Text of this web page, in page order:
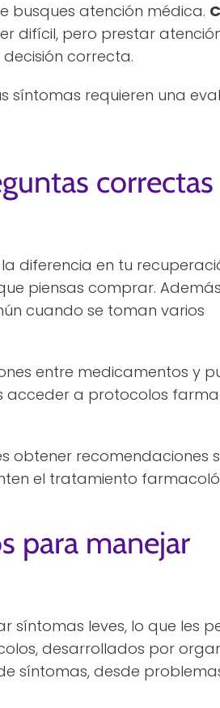
busques atención médica.
difícil, pero prestar
correcta.
síntomas requieren una
diferencia en tu
piensas comprar.
cuando se toman varios
entre medicamentos y
acceder a protocolos
obtener recomendaciones
el tratamiento
para manejar
síntomas leves, lo que les
desarrollados por
síntomas, desde